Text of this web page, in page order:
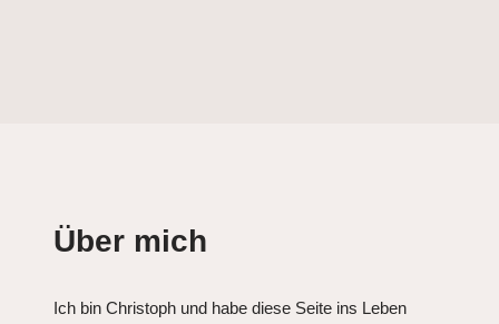
Über mich
Ich bin Christoph und habe diese Seite ins Leben